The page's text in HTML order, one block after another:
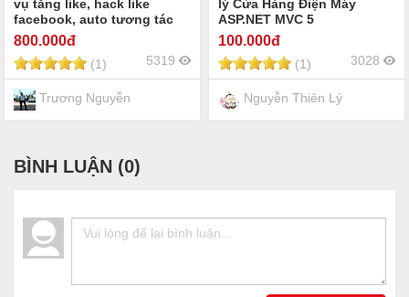
vụ tăng like, hack like
facebook, auto tương tác
like fanpage facebook
800.000đ
(1) 5319
Trương Nguyễn
lý Cửa Hàng Điện Máy
ASP.NET MVC 5
100.000đ
(1) 3028
Nguyễn Thiên Lý
BÌNH LUẬN (0)